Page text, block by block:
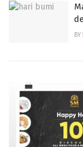
BY